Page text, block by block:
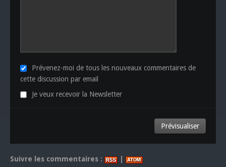
Prévenez-moi de tous les nouveaux commentaires de
cette discussion par email
Je veux recevoir la Newsletter
Suivre les commentaires :